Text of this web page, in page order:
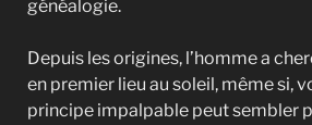
généalogie.
Depuis les origines, l’homme a
en premier lieu au soleil, même si,
principe impalpable peut sembler